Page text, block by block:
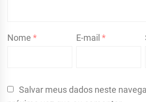
Nome * E-mail*
Salvar meus dados neste